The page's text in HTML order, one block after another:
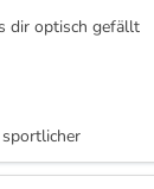
dir optisch gefällt